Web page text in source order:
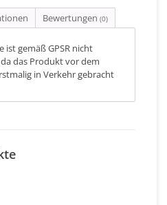
Bewertungen (0)
ist gemäß GPSR nicht
das Produkt vor dem
in Verkehr gebracht